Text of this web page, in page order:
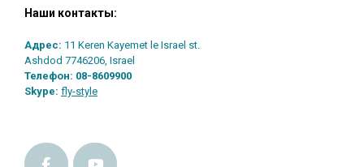
Наши контакты:
Адрес: 11 Keren Kayemet le Israel st.
Ashdod 7746206, Israel
Телефон: 08-8609900
Skype: fly-style